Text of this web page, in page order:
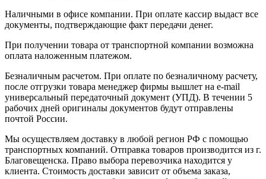
Наличными в офисе компании. При оплате кассир выдаст все
документы, подтверждающие факт передачи денег.
При получении товара от транспортной компании возможна
оплата наложенным платежом.
Безналичным расчетом. При оплате по безналичному расчету,
после отгрузки товара менеджер фирмы вышлет на e-mail
универсальный передаточный документ (УПД). В течении 5
рабочих дней оригиналы документов будут отправлены
почтой России.
Мы осуществляем доставку в любой регион РФ с помощью
транспортных компаний. Отправка товаров производится из г.
Благовещенска. Право выбора перевозчика находится у
клиента. Стоимость доставки зависит от объема заказа,